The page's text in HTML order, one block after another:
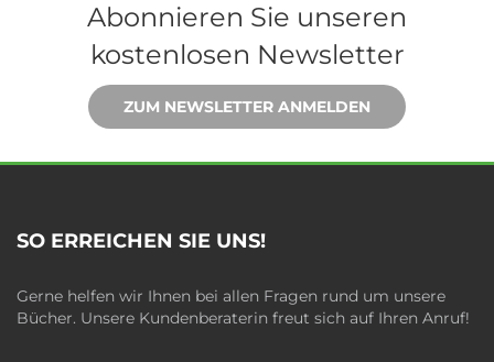
Abonnieren Sie unseren
kostenlosen Newsletter
ZUM NEWSLETTER ANMELDEN
SO ERREICHEN SIE UNS!
Gerne helfen wir Ihnen bei allen Fragen rund um unsere
Bücher. Unsere Kundenberaterin freut sich auf Ihren Anruf!